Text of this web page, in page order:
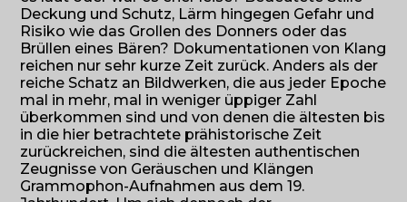
Deckung und Schutz, Lärm hingegen Gefahr und
Risiko wie das Grollen des Donners oder das
Brüllen eines Bären? Dokumentationen von Klang
reichen nur sehr kurze Zeit zurück. Anders als der
reiche Schatz an Bildwerken, die aus jeder Epoche
mal in mehr, mal in weniger üppiger Zahl
überkommen sind und von denen die ältesten bis
in die hier betrachtete prähistorische Zeit
zurückreichen, sind die ältesten authentischen
Zeugnisse von Geräuschen und Klängen
Grammophon-Aufnahmen aus dem 19.